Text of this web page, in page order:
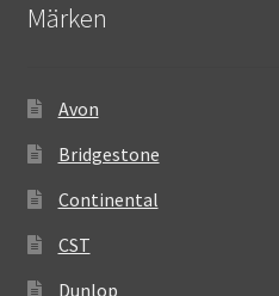
Märken
Avon
Bridgestone
Continental
CST
Dunlop